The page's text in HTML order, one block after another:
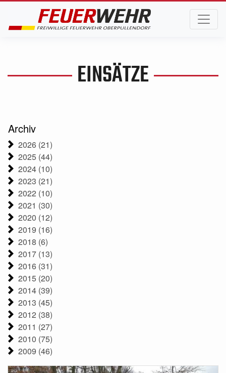
EINSÄTZE
Archiv
2026 (21)
2025 (44)
2024 (10)
2023 (21)
2022 (10)
2021 (30)
2020 (12)
2019 (16)
2018 (6)
2017 (13)
2016 (31)
2015 (20)
2014 (39)
2013 (45)
2012 (38)
2011 (27)
2010 (75)
2009 (46)